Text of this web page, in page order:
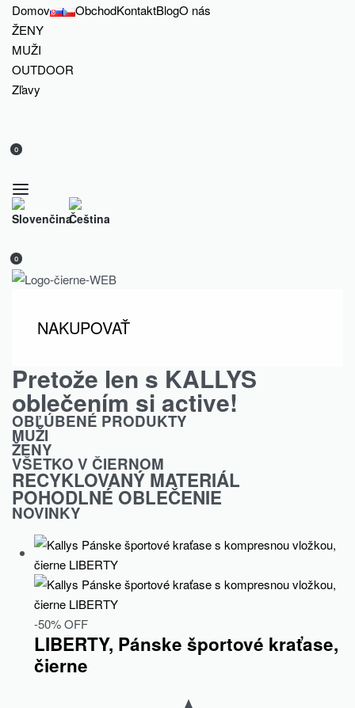
Domov ObchodKontaktBlogO nás
ŽENY
MUŽI
OUTDOOR
Zľavy
0
0
NAKUPOVAŤ
Pretože len s KALLYS
oblečením si active!
OBĽÚBENÉ PRODUKTY
MUŽI
ŽENY
VŠETKO V ČIERNOM
RECYKLOVANÝ MATERIÁL
POHODLNÉ OBLEČENIE
NOVINKY
-50% OFF
LIBERTY, Pánske športové kraťase,
čierne